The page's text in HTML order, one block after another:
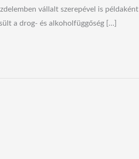
vállalt szerepével is példaként
a drog- és alkoholfüggőség […]